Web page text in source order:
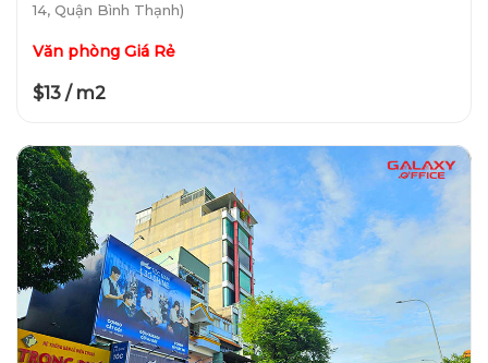
14, Quận Bình Thạnh)
Văn phòng Giá Rẻ
$13 / m2